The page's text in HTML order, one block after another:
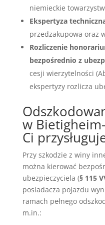
niemieckie
Ekspertyza
przedzakupowa oraz
Rozliczenie
bezpośrednio z
cesji wierzytelności
ekspertyzy rozlicza
w
Ci
Przy szkodzie z winy
można kierować
ubezpieczyciela (§ 115
posiadacza pojazdu
ramach pełnego
m.in.: